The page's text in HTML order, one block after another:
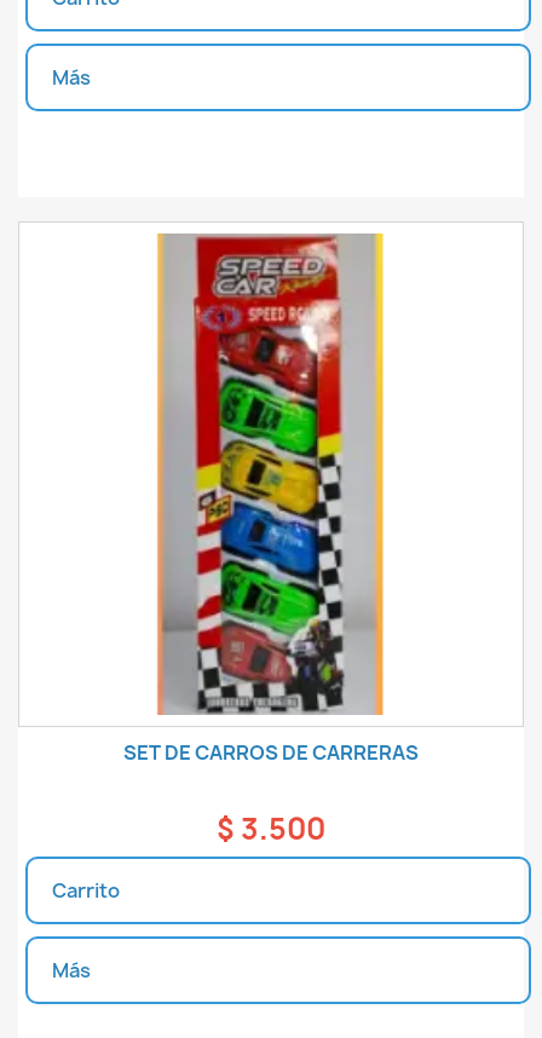
INICIAR SESIÓN
Más
SET DE CARROS DE CARRERAS
$ 3.500
Carrito
Más